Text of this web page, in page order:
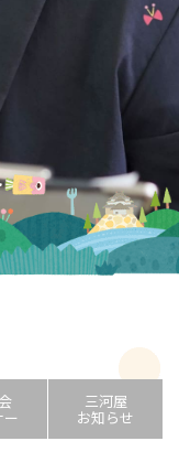
ー
三河屋
お知らせ